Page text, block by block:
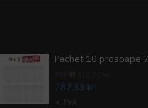
282,33 lei
+ TVA